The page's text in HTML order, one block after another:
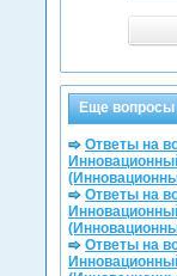
Еще вопросы
Ответы на
Ответы на
Ответы на